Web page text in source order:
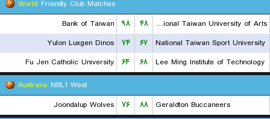
World Friendly Club Matches
Bank of Taiwan
۹۸ ۴۸
National Taiwan University of Arts
Yulon Luxgen Dinos
۷۴ ۶۷
National Taiwan Sport University
Fu Jen Catholic University
۶۴ ۶۸
Lee Ming Institute of Technology
Australia NBL1 West
Joondalup Wolves
۷۶ ۸۸
Geraldton Buccaneers